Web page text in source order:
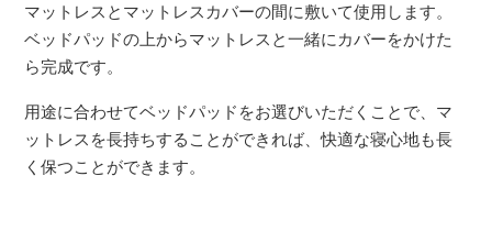
マットレスとマットレスカバーの間に敷いて使用します。
ベッドパッドの上からマットレスと一緒にカバーをかけた
ら完成です。
用途に合わせてベッドパッドをお選びいただくことで、マ
ットレスを長持ちすることができれば、快適な寝心地も長
く保つことができます。